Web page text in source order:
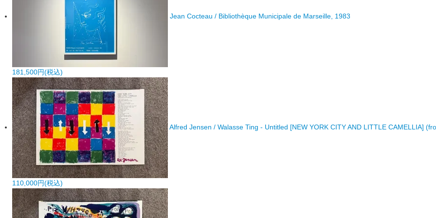
Jean Cocteau / Bibliothèque Municipale de Marseille, 1983
181,500円(税込)
Alfred Jensen / Walasse Ting - Untitled [NEW YORK CITY AND LITTLE CAMELLIA]
110,000円(税込)